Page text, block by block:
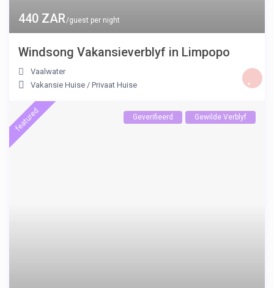
440 ZAR/guest per night
Windsong Vakansieverblyf in Limpopo
Vaalwater
Vakansie Huise /Privaat Huise
featured Geverifieerd Gewilde Verblyf